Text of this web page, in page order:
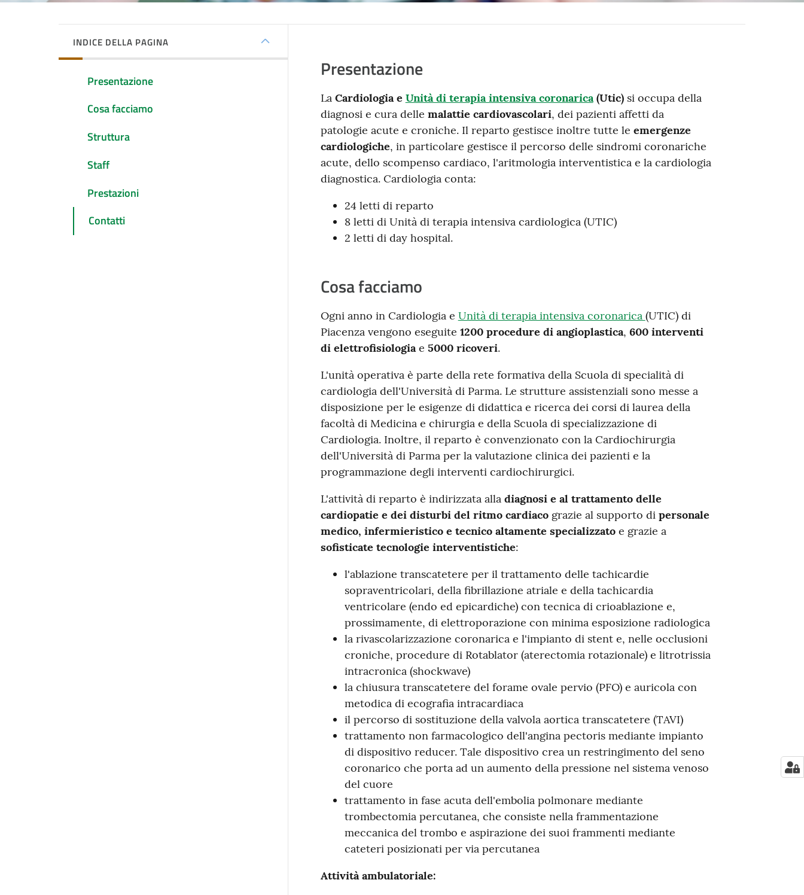
INDICE DELLA PAGINA
Presentazione
Cosa facciamo
Struttura
Staff
Prestazioni
Contatti
Presentazione
La Cardiologia e Unità di terapia intensiva coronarica(Utic)si occupa della
diagnosi e cura delle malattie cardiovascolari, dei pazienti affetti da
patologie acute e croniche. Il reparto gestisce inoltre tutte le emergenze
cardiologiche, in particolare gestisce il percorso delle sindromi coronariche
acute, dello scompenso cardiaco, l'aritmologia interventistica e la cardiologia
diagnostica. Cardiologia conta:
24 letti di reparto
8 letti di Unità di terapia intensiva cardiologica (UTIC)
2 letti di day hospital.
Cosa facciamo
Ogni anno in Cardiologia e Unità di terapia intensiva coronarica (UTIC) di
Piacenza vengono eseguite 1200 procedure di angioplastica, 600 interventi
di elettrofisiologiae 5000 ricoveri.
L'unità operativa è parte della rete formativa della Scuola di specialità di
cardiologia dell'Università di Parma. Le strutture assistenziali sono messe a
disposizione per le esigenze di didattica e ricerca dei corsi di laurea della
facoltà di Medicina e chirurgia e della Scuola di specializzazione di
Cardiologia. Inoltre, il reparto è convenzionato con la Cardiochirurgia
dell'Università di Parma per la valutazione clinica dei pazienti e la
programmazione degli interventi cardiochirurgici.
L'attività di reparto è indirizzata alla diagnosi e al trattamento delle
cardiopatie e dei disturbi del ritmo cardiacograzie al supporto di personale
medico, infermieristico e tecnico altamente specializzatoe grazie a
sofisticate tecnologie interventistiche:
l'ablazione transcatetere per il trattamento delle tachicardie
sopraventricolari, della fibrillazione atriale e della tachicardia
ventricolare (endo ed epicardiche) con tecnica di crioablazione e,
prossimamente, di elettroporazione con minima esposizione radiologica
la rivascolarizzazione coronarica e l'impianto di stent e, nelle occlusioni
croniche, procedure di Rotablator (aterectomia rotazionale) e litrotrissia
intracronica (shockwave)
la chiusura transcatetere del forame ovale pervio (PFO) e auricola con
metodica di ecografia intracardiaca
il percorso di sostituzione della valvola aortica transcatetere (TAVI)
trattamento non farmacologico dell'angina pectoris mediante impianto
di dispositivo reducer. Tale dispositivo crea un restringimento del seno
coronarico che porta ad un aumento della pressione nel sistema venoso
del cuore
trattamento in fase acuta dell'embolia polmonare mediante
trombectomia percutanea, che consiste nella frammentazione
meccanica del trombo e aspirazione dei suoi frammenti mediante
cateteri posizionati per via percutanea
Attività ambulatoriale: